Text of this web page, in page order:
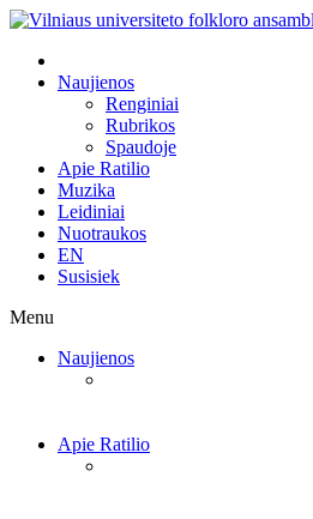
Naujienos
Renginiai
Rubrikos
Spaudoje
Apie Ratilio
Muzika
Leidiniai
Nuotraukos
EN
Susisiek
Menu
Naujienos
Apie Ratilio